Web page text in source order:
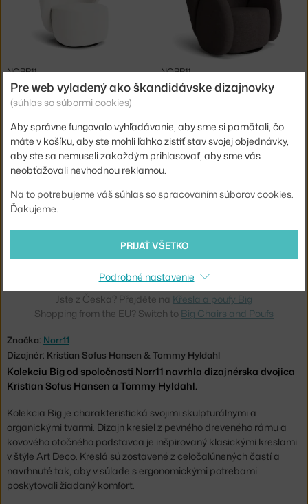
Značka: Norr11
Dizajnér: Kristian Sofus Hansen & Tommy Hyldahl
Kolekciu Big od spoločnosti Norr11 navrhla dizajnérska dvojica
Kristian Sofus Hansen a Tommy Hyldahl.
Kolekcia Big je charakteristická svojimi skulpturálnymi a
organickými tvarmi. Dizajn kresiel z pevného dreveného rámu a
kovového otočného podstavca je inšpirovaný klasickými kreslami
v štýle Art Deco. Kreslá sú zostavené z celočalúnených častí a
navrhnuté tak, aby v súlade s ergonomickými potrebami
poskytovali žiadaný komfort.
LITTLE BIG CHAIR, BARNUM BOUCLÉ 01
NORR11
8 - 10 týždňov,2 723,00 €
NORR11
8 - 10 týždňov,4 033,00 €
BIG BIG CHAIR, BARNUM BOUCLÉ 01
Jste z Česka? Přejděte na Křesla a poufy Big
Shopping from the EU? Switch to Big Chairs and Poufs
Pre web vyladený ako škandidávske dizajnovky
(súhlas so súbormi cookies)
Aby správne fungovalo vyhľadávanie, aby sme si pamätali, čo
máte v košíku, aby ste mohli ľahko zistiť stav svojej objednávky,
aby ste sa nemuseli zakaždým prihlasovať, aby sme vás
neobťažovali nevhodnou reklamou.
Na to potrebujeme váš súhlas so spracovaním súborov cookies.
Ďakujeme.
PRIJAŤ VŠETKO
Podrobné nastavenie